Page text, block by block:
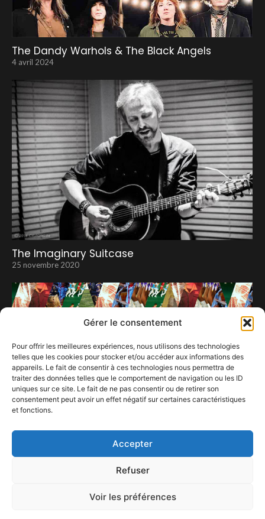
Gérer le consentement
Pour offrir les meilleures expériences, nous utilisons des technologies
telles que les cookies pour stocker et/ou accéder aux informations des
appareils. Le fait de consentir à ces technologies nous permettra de
traiter des données telles que le comportement de navigation ou les ID
uniques sur ce site. Le fait de ne pas consentir ou de retirer son
consentement peut avoir un effet négatif sur certaines caractéristiques
et fonctions.
Accepter
Refuser
Voir les préférences
The Dandy Warhols & The Black Angels
4 avril 2024
The Imaginary Suitcase
25 novembre 2020
20 septembre 2024